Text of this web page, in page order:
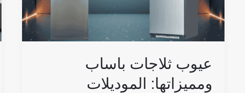
عيوب ثلاجات باساب
ومميزاتها: الموديلات
هل
تستحق
الشراء؟